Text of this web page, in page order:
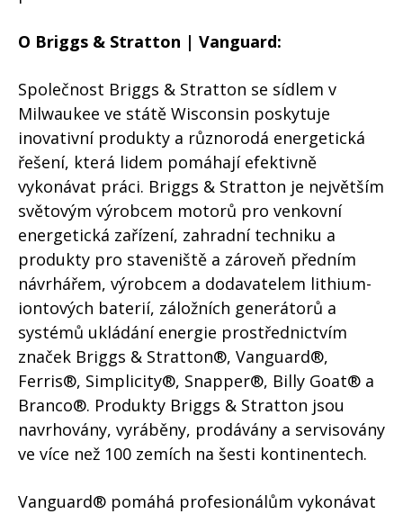
O Briggs & Stratton | Vanguard:
Společnost Briggs & Stratton se sídlem v
Milwaukee ve státě Wisconsin poskytuje
inovativní produkty a různorodá energetická
řešení, která lidem pomáhají efektivně
vykonávat práci. Briggs & Stratton je největším
světovým výrobcem motorů pro venkovní
energetická zařízení, zahradní techniku a
produkty pro staveniště a zároveň předním
návrhářem, výrobcem a dodavatelem lithium-
iontových baterií, záložních generátorů a
systémů ukládání energie prostřednictvím
značek Briggs & Stratton®, Vanguard®,
Ferris®, Simplicity®, Snapper®, Billy Goat® a
Branco®. Produkty Briggs & Stratton jsou
navrhovány, vyráběny, prodávány a servisovány
ve více než 100 zemích na šesti kontinentech.
Vanguard® pomáhá profesionálům vykonávat